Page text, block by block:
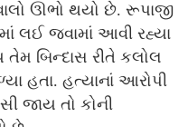
ઊભો થયો છે. રૂપાજી
લઈ જવામાં આવી રહ્યા
તેમ બિન્દાસ રીતે કલોલ
હતા. હત્યાનાં આરોપી
જાય તો કોની